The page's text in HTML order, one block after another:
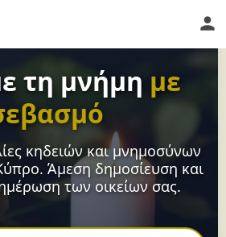
τη μνήμη με
κηδειών και μνημοσύνων
Άμεση δημοσίευση και
των οικείων σας.